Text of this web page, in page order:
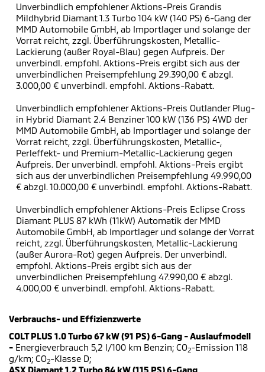
Unverbindlich empfohlener Aktions-Preis Grandis
Mildhybrid Diamant 1.3 Turbo 104 kW (140 PS) 6-Gang der
MMD Automobile GmbH, ab Importlager und solange der
Vorrat reicht, zzgl. Überführungskosten, Metallic-
Lackierung (außer Royal-Blau) gegen Aufpreis. Der
unverbindl. empfohl. Aktions-Preis ergibt sich aus der
unverbindlichen Preisempfehlung 29.390,00 € abzgl.
3.000,00 € unverbindl. empfohl. Aktions-Rabatt.
Unverbindlich empfohlener Aktions-Preis Outlander Plug-
in Hybrid Diamant 2.4 Benziner 100 kW (136 PS) 4WD der
MMD Automobile GmbH, ab Importlager und solange der
Vorrat reicht, zzgl. Überführungskosten, Metallic-,
Perleffekt- und Premium-Metallic-Lackierung gegen
Aufpreis. Der unverbindl. empfohl. Aktions-Preis ergibt
sich aus der unverbindlichen Preisempfehlung 49.990,00
€ abzgl. 10.000,00 € unverbindl. empfohl. Aktions-Rabatt.
Unverbindlich empfohlener Aktions-Preis Eclipse Cross
Diamant PLUS 87 kWh (11kW) Automatik der MMD
Automobile GmbH, ab Importlager und solange der Vorrat
reicht, zzgl. Überführungskosten, Metallic-Lackierung
(außer Aurora-Rot) gegen Aufpreis. Der unverbindl.
empfohl. Aktions-Preis ergibt sich aus der
unverbindlichen Preisempfehlung 47.990,00 € abzgl.
4.000,00 € unverbindl. empfohl. Aktions-Rabatt.
Verbrauchs- und Effizienzwerte
COLT PLUS 1.0 Turbo 67 kW (91 PS) 6-Gang - Auslaufmodell
- Energieverbrauch 5,2 l/100 km Benzin; CO2-Emission 118
g/km; CO2-Klasse D;
ASX Diamant 1.2 Turbo 84 kW (115 PS) 6-Gang